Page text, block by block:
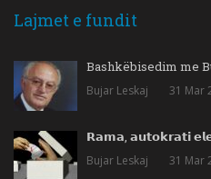
Lajmet e fundit
Bashkëbisedim me
Bujar Leskaj 31 Mar
𝗥𝗮𝗺𝗮, 𝗮𝘂𝘁𝗼𝗸𝗿𝗮𝘁𝗶
Bujar Leskaj 31 Mar